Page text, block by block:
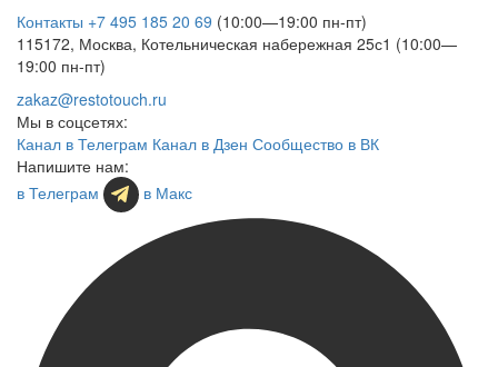
Контакты +7 495 185 20 69 (10:00—19:00 пн-пт)
115172, Москва, Котельническая набережная 25с1 (10:00—
19:00 пн-пт)
zakaz@restotouch.ru
Мы в соцсетях:
Канал в Телеграм Канал в Дзен Сообщество в ВК
Напишите нам:
в Телеграм
в Макс